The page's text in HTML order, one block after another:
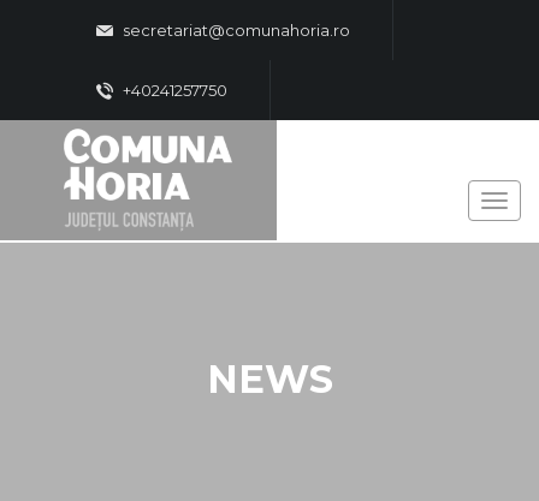
secretariat@comunahoria.ro
+40241257750
NEWS